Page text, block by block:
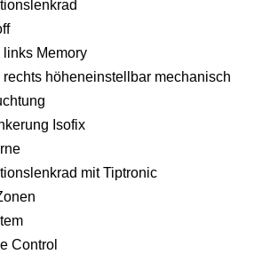
Memory
höheneinstellbar mechanisch
Isofix
mit Tiptronic
Control